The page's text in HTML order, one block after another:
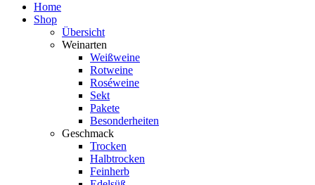
Home
Shop
Übersicht
Weinarten
Weißweine
Rotweine
Roséweine
Sekt
Pakete
Besonderheiten
Geschmack
Trocken
Halbtrocken
Feinherb